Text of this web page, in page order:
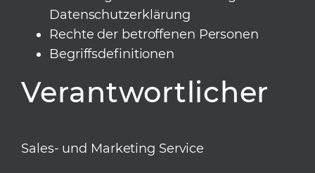
Datenschutzerklärung
Rechte der betroffenen Personen
Begriffsdefinitionen
Verantwortlicher
Sales- und Marketing Service